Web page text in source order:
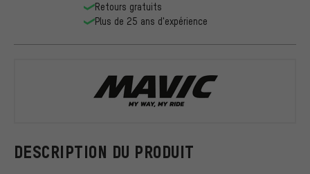
DESCRIPTION DU PRODUIT
Retours gratuits
Plus de 25 ans d'expérience